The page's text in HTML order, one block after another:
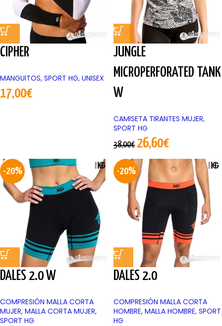
CIPHER
MANGUITOS, SPORT HG, UNISEX
17,00€
JUNGLE
MICROPERFORATED TANK
W
CAMISETA TIRANTES MUJER,
SPORT HG
38,00€ 26,60€
-20%
DALES 2.0 W
COMPRESIÓN MALLA CORTA
MUJER, MALLA CORTA MUJER,
SPORT HG
-20%
DALES 2.0
COMPRESIÓN MALLA CORTA
HOMBRE, MALLA HOMBRE, SPORT
HG